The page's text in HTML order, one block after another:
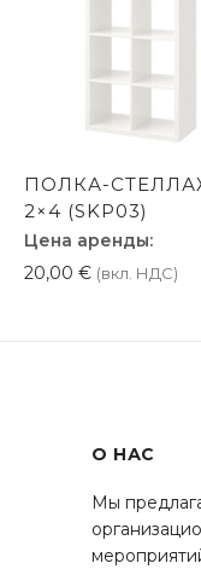
ПОЛКА-
2×4 (SKP03)
Цена аренды:
20,00 € (вкл. НДС)
О НАС
Мы